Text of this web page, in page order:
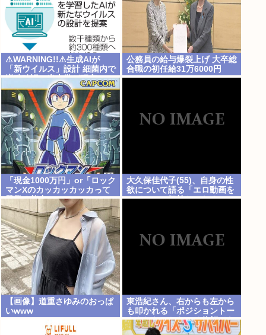
⚠WARNING!!⚠生成AIが
「新ウイルス」設計 細菌内で
増殖確認、米大学が研究
公務員の給与爆裂上げ 大卒総
合職の初任給31万6000円
www
「現金1000万円」or「ロック
マンXのカッカッカッカって
壁登る能力」
大久保佳代子(55)、自身の性
欲について語る「エロ動画を
みてエロい気持ちになる」
【画像】道重さゆみのおっぱ
いwww
東浩紀さん、右からも左から
も叩かれる「ポジショントー
クをしないからこそ信頼でき
る」と擁護されるwww